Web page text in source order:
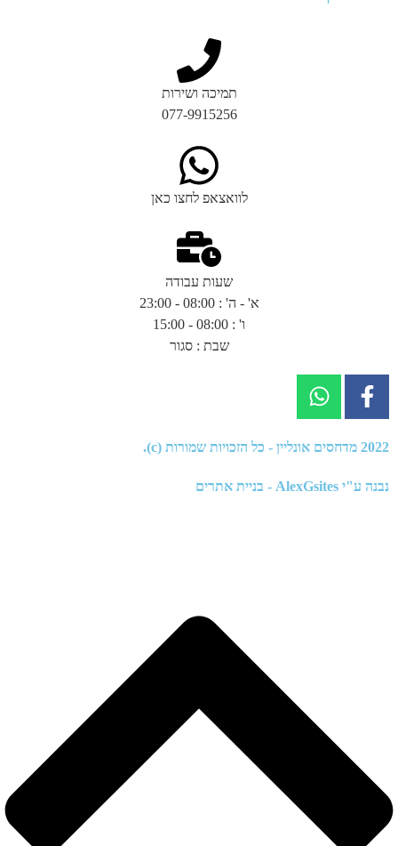
תמיכה ושירות
077-9915256
לוואצאפ לחצו כאן
שעות עבודה
א' - ה' : 08:00 - 23:00
ו' : 08:00 - 15:00
שבת : סגור
נבנה ע"י AlexGsites - בניית אתרים
2022 מדחסים אונליין - כל הזכויות שמורות (c).